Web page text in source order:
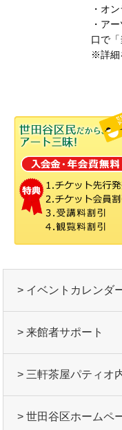
・オ
・ア
口で
※詳細
> イベントカレンダ
> 来館者サポート
> 三軒茶屋パティオ
> 世田谷区ホームペ